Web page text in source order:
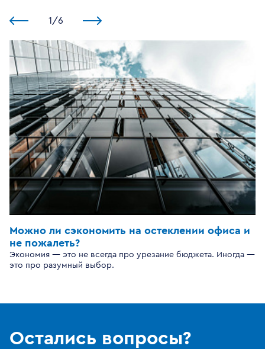
1 /6
Можно ли сэкономить на остеклении офиса и
не пожалеть?
Экономия — это не всегда про урезание бюджета. Иногда —
это про разумный выбор.
Остались вопросы?